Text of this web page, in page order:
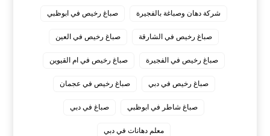
شركة دهان وصباغة بالفجيرة صباغ رخيص في ابوظبي
صباغ رخيص في الشارقة صباغ رخيص في العين
صباغ رخيص في الفجيرة صباغ رخيص في ام القيوين
صباغ رخيص في دبي صباغ رخيص في عجمان
صباغ شاطر في ابوظبي صباغ في دبي
معلم دهانات في دبي